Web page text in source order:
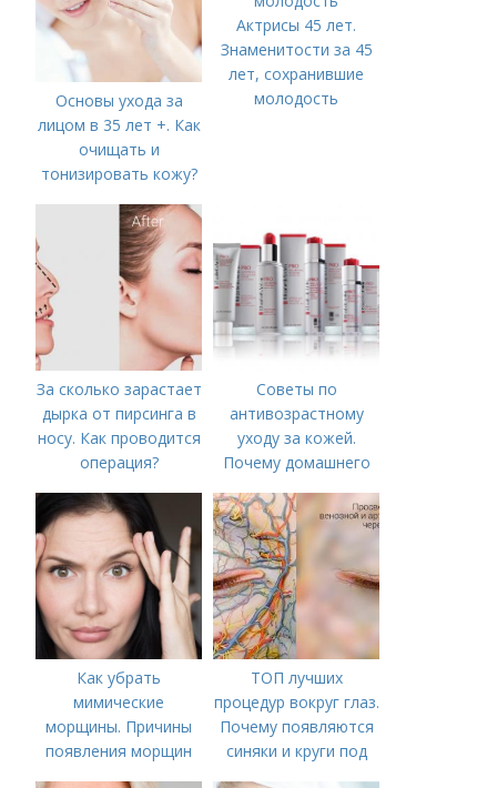
Основы ухода за
лицом в 35 лет +. Как
очищать и
тонизировать кожу?
Актрисы 45 лет.
Знаменитости за 45
лет, сохранившие
молодость
За сколько зарастает
дырка от пирсинга в
носу. Как проводится
операция?
Советы по
антивозрастному
уходу за кожей.
Почему домашнего
Как убрать
мимические
морщины. Причины
появления морщин
ТОП лучших
процедур вокруг глаз.
Почему появляются
синяки и круги под